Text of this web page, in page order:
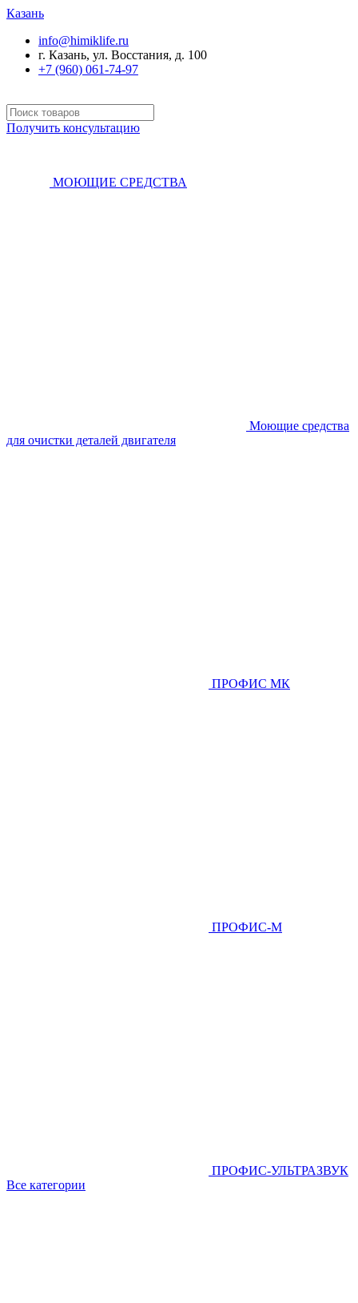
Казань
info@himiklife.ru
г. Казань, ул. Восстания, д. 100
+7 (960) 061-74-97
Получить консультацию
МОЮЩИЕ СРЕДСТВА
Моющие средства
для очистки деталей двигателя
ПРОФИС МК
ПРОФИС-М
ПРОФИС-УЛЬТРАЗВУК
Все категории